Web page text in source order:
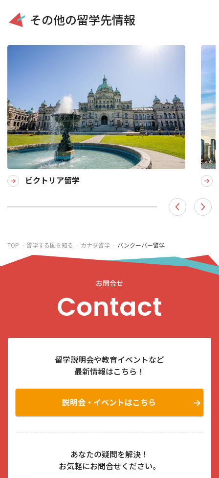
その他の留学先情報
ビクトリア留学
TOP 留学する国を知る カナダ留学 バンクーバー留学
お問合せ
Contact
留学説明会や教育イベントなど
最新情報はこちら！
説明会・イベントはこちら
あなたの疑問を解決！
お気軽にお問合せください。